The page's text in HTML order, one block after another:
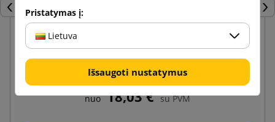
Ankstesnis
Permatoma stretch plėvelė 23mic 3kg
nuo 18,03 € su PVM
Pristatymas į:
Lietuva
Išsaugoti nustatymus